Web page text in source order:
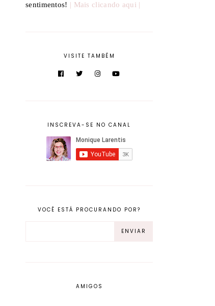
sentimentos! | Mais clicando aqui |
VISITE TAMBÉM
INSCREVA-SE NO CANAL
VOCÊ ESTÁ PROCURANDO POR?
AMIGOS